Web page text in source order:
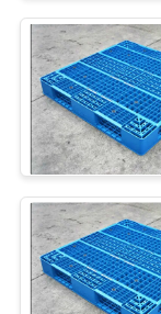
QUAN
NHÀ
MÁY
KIỂM
SOÁT
CHẤT
LƯỢNG
Long